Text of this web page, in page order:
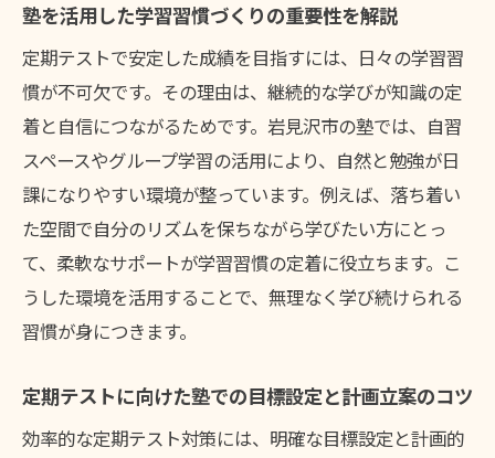
塾で利用できる最新学習ツールとその活用
法
塾の学習相談で個別の定期テスト対策を強
化
塾の進路指導を活かした定期テスト学習計
画
塾を活用した定期テスト対策のポイント
塾の少人数制指導で理解度を高めるコツ
塾を活用した定期テスト直前の学習計画術
塾の学習サポートを日々の復習に活かす方
法
塾を活用した学習習慣づくりの重要性を解説
定期テストで安定した成績を目指すには、日々の学習習
慣が不可欠です。その理由は、継続的な学びが知識の定
着と自信につながるためです。岩見沢市の塾では、自習
スペースやグループ学習の活用により、自然と勉強が日
課になりやすい環境が整っています。例えば、落ち着い
た空間で自分のリズムを保ちながら学びたい方にとっ
て、柔軟なサポートが学習習慣の定着に役立ちます。こ
うした環境を活用することで、無理なく学び続けられる
習慣が身につきます。
定期テストに向けた塾での目標設定と計画立案のコツ
効率的な定期テスト対策には、明確な目標設定と計画的